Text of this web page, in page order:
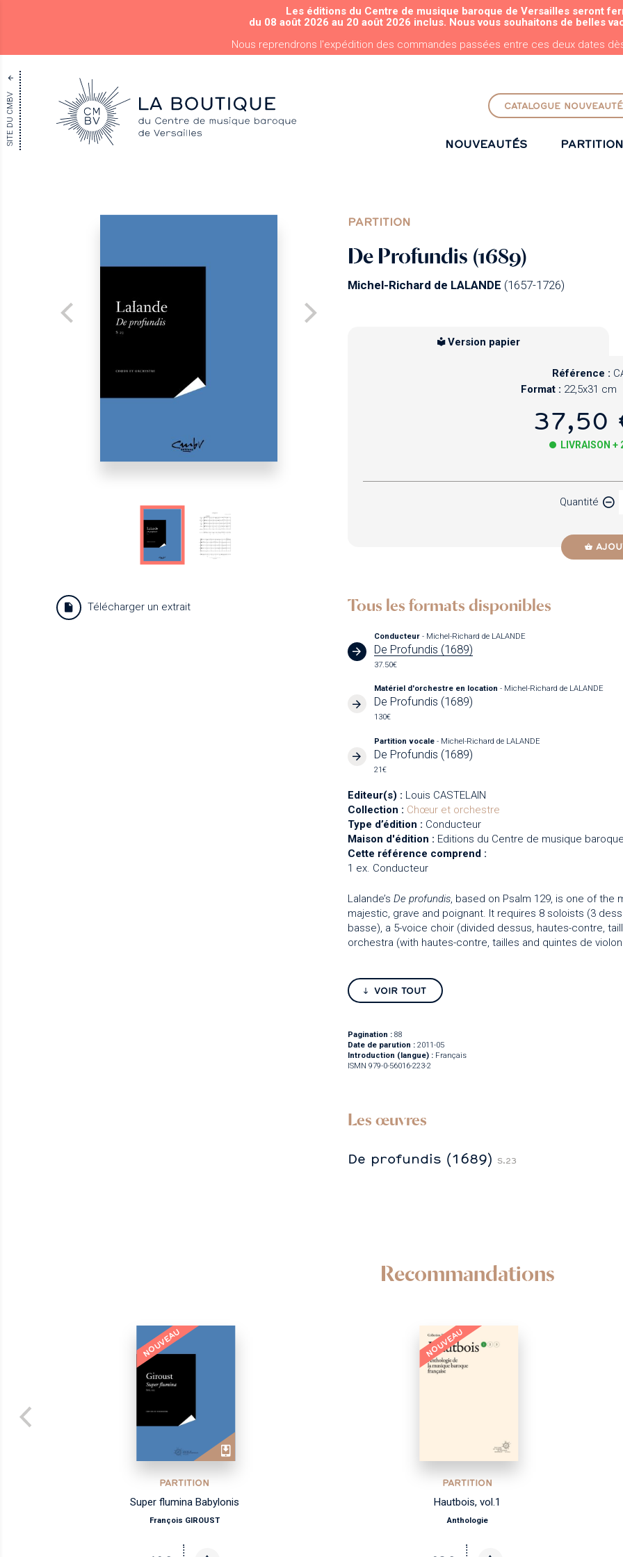
ALLER AU CONTENU PRINCIPAL
Les éditions du Centre de musique baroque de Versailles seront
du 08 août 2026 au 20 août 2026 inclus. Nous vous souhaitons de belles
Nous reprendrons l'expédition des commandes passées entre ces deux dates
SITE DU CMBV CATALOGUE
NOUVEAUTÉS
PARTITION
De Profundis (1689)
Michel-Richard de LALANDE (1657-1726)
Télécharger un extrait
Version papier
Référence :
Format : 22,5x31 cm
37,50
LIVRAISON +
Quantité
Tous les formats disponibles
Conducteur- Michel-Richard de LALANDE
De Profundis (1689)
37.50€
Matériel d'orchestre en location- Michel-Richard de LALANDE
De Profundis (1689)
130€
Partition vocale- Michel-Richard de LALANDE
De Profundis (1689)
21€
Editeur(s) : Louis CASTELAIN
Collection : Chœur et orchestre
Type d’édition : Conducteur
Maison d'édition : Editions du Centre de musique
Cette référence comprend :
1 ex. Conducteur
Lalande’s De profundis, based on Psalm 129, is one of
majestic, grave and poignant. It requires 8 soloists (3
basse), a 5-voice choir (divided dessus, hautes-contre,
orchestra (with hautes-contre, tailles and quintes de
VOIR TOUT
Pagination : 88
Date de parution : 2011-05
Introduction (langue) : Français
ISMN 979-0-56016-223-2
Les œuvres
De profundis (1689) S.23
Recommandations
NOUVEAU
PARTITION
Super flumina Babylonis
François GIROUST
NOUVEAU
PARTITION
Hautbois, vol.1
Anthologie